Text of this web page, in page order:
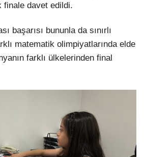
finale davet edildi.
başarısı bununla da sınırlı
matematik olimpiyatlarında elde
farklı ülkelerinden final